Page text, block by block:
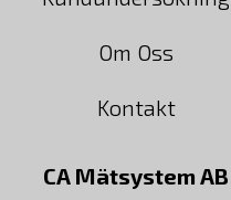
Om Oss
Kontakt
CA Mätsystem AB